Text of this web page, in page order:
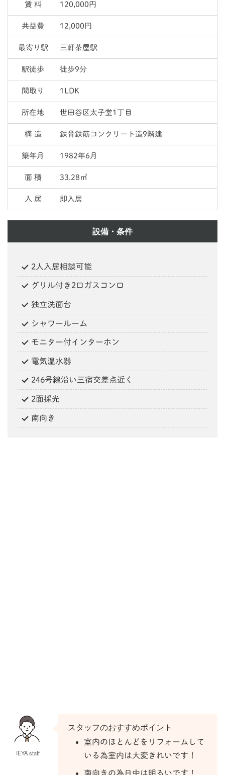
賃 料 120,000円
共益費 12,000円
最寄り駅 三軒茶屋駅
駅徒歩 徒歩9分
間取り 1LDK
所在地 世田谷区太子堂1丁目
構 造 鉄骨鉄筋コンクリート造9階建
築年月 1982年6月
面 積 33.28㎡
入 居 即入居
設備・条件
2人入居相談可能
グリル付き2口ガスコンロ
独立洗面台
シャワールーム
モニター付インターホン
電気温水器
246号線沿い三宿交差点近く
2面採光
南向き
IEYA staff
スタッフのおすすめポイント
室内のほとんどをリフォームして
いる為室内は大変きれいです！
南向きの為日中は明るいです！